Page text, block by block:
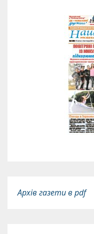
Архів газети в pdf